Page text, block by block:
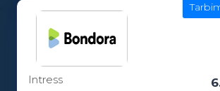
Laenuperiood:
Intress